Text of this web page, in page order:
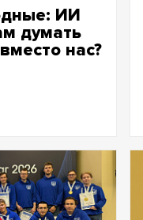
ИИ
думать
нас?